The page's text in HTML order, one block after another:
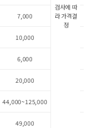
검사에 따
라 가격결
정
7,000
10,000
6,000
20,000
44,000~125,000
49,000